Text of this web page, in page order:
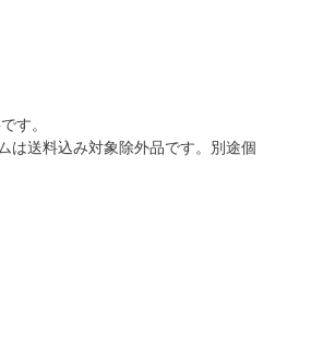
す。
は送料込み対象除外品です。別途個